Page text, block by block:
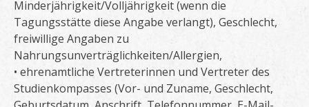
Minderjährigkeit/Volljährigkeit (wenn die
Tagungsstätte diese Angabe verlangt), Geschlecht,
freiwillige Angaben zu
Nahrungsunverträglichkeiten/Allergien,
• ehrenamtliche Vertreterinnen und Vertreter des
Studienkompasses (Vor- und Zuname, Geschlecht,